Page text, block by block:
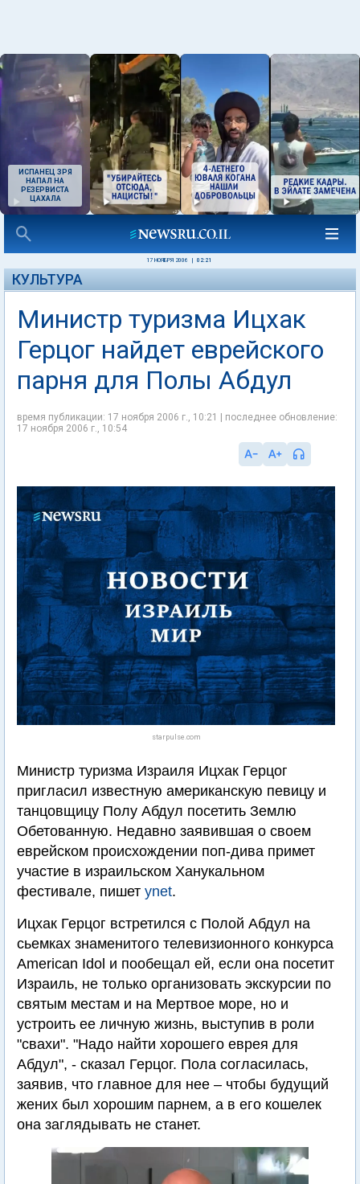
ИСПАНЕЦ ЗРЯ
НАПАЛ НА
РЕЗЕРВИСТА
ЦАХАЛА
17 НОЯБРЯ 2006 02:21
КУЛЬТУРА
Министр туризма Ицхак
Герцог найдет еврейского
парня для Полы Абдул
время публикации: 17 ноября 2006 г., 10:21 | последнее обновление:
17 ноября 2006 г., 10:54
starpulse.com
Министр туризма Израиля Ицхак Герцог
пригласил известную американскую певицу и
танцовщицу Полу Абдул посетить Землю
Обетованную. Недавно заявившая о своем
еврейском происхождении поп-дива примет
участие в израильском Ханукальном
фестивале, пишет ynet.
Ицхак Герцог встретился с Полой Абдул на
сьемках знаменитого телевизионного конкурса
American Idol и пообещал ей, если она посетит
Израиль, не только организовать экскурсии по
святым местам и на Мертвое море, но и
устроить ее личную жизнь, выступив в роли
"свахи". "Надо найти хорошего еврея для
Абдул", - сказал Герцог. Пола согласилась,
заявив, что главное для нее – чтобы будущий
жених был хорошим парнем, а в его кошелек
она заглядывать не станет.